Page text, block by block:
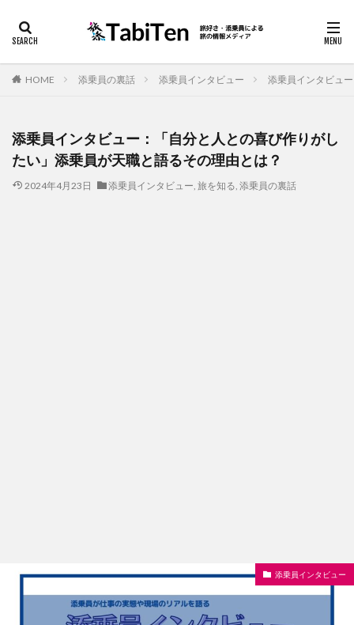
HOME 添乗員の裏話 添乗員インタビュー 添乗員インタビュ
添乗員インタビュー：「自分と人との喜び作りがし
たい」添乗員が天職と語るその理由とは？
2024年4月23日 添乗員インタビュー, 旅を知る, 添乗員の裏話
添乗員インタビュー
アイテム スリ
検索